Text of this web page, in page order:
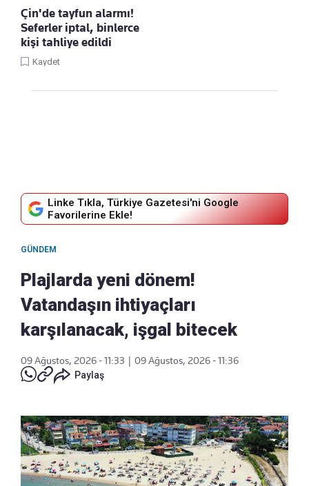
Çin'de tayfun alarmı!
Seferler iptal, binlerce
kişi tahliye edildi
Kaydet
Linke Tıkla, Türkiye Gazetesi'ni Google
Favorilerine Ekle!
GÜNDEM
Plajlarda yeni dönem!
Vatandaşın ihtiyaçları
karşılanacak, işgal bitecek
09 Ağustos, 2026 - 11:33
09 Ağustos, 2026 - 11:36
Paylaş